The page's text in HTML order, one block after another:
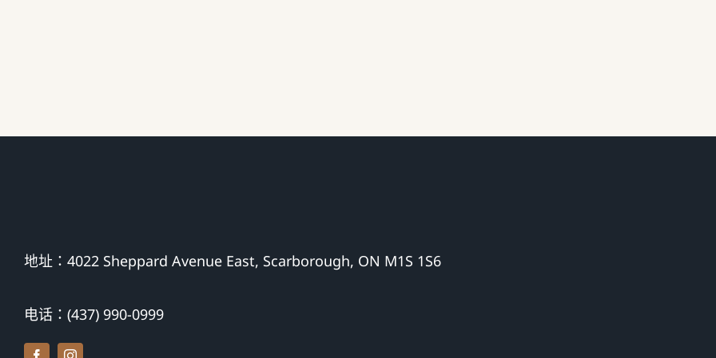
地址：4022 Sheppard Avenue East, Scarborough, ON M1S 1S6
电话：(437) 990-0999